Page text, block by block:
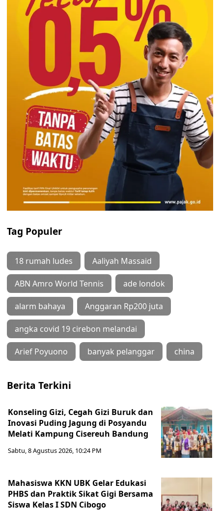
Tag Populer
18 rumah ludes Aaliyah Massaid
ABN Amro World Tennis ade londok
alarm bahaya Anggaran Rp200 juta
angka covid 19 cirebon melandai
Arief Poyuono banyak pelanggar china
Berita Terkini
Konseling Gizi, Cegah Gizi Buruk dan
Inovasi Puding Jagung di Posyandu
Melati Kampung Cisereuh Bandung
Sabtu, 8 Agustus 2026, 10:24 PM
Mahasiswa KKN UBK Gelar Edukasi
PHBS dan Praktik Sikat Gigi Bersama
Siswa Kelas I SDN Cibogo